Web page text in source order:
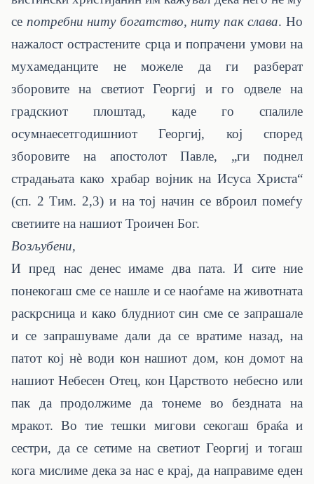
се потребни ниту богатство, ниту пак слава. Но
нажалост острастените срца и попрачени умови на
мухамеданците не можеле да ги разберат
зборовите на светиот Георгиј и го одвеле на
градскиот плоштад, каде го спалиле
осумнаесетгодишниот Георгиј, кој според
зборовите на апостолот Павле, „ги поднел
страдањата како храбар војник на Исуса Христа“
(сп. 2 Тим. 2,3) и на тој начин се вброил помеѓу
светиите на нашиот Троичен Бог.
Возљубени,
И пред нас денес имаме два пата. И сите ние
понекогаш сме се нашле и се наоѓаме на животната
раскрсница и како блудниот син сме се запрашале
и се запрашуваме дали да се вратиме назад, на
патот кој нè води кон нашиот дом, кон домот на
нашиот Небесен Отец, кон Царството небесно или
пак да продолжиме да тонеме во бездната на
мракот. Во тие тешки мигови секогаш браќа и
сестри, да се сетиме на светиот Георгиј и тогаш
кога мислиме дека за нас е крај, да направиме еден